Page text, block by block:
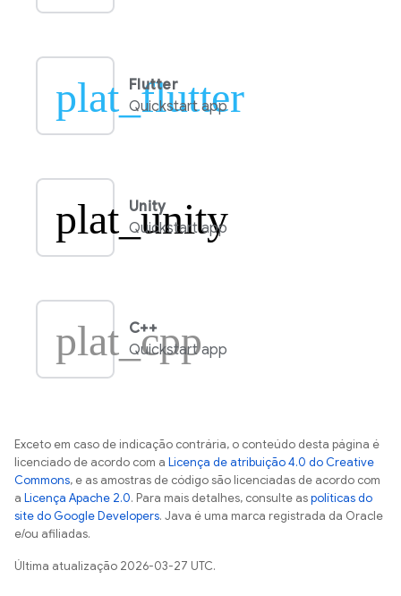
plat_flutter
Flutter
Quickstart app
plat_unity
Unity
Quickstart app
plat_cpp
C++
Quickstart app
Exceto em caso de indicação contrária, o conteúdo desta página é
licenciado de acordo com a Licença de atribuição 4.0 do Creative
Commons, e as amostras de código são licenciadas de acordo com
a Licença Apache 2.0. Para mais detalhes, consulte aspolíticas do
site do Google Developers. Java é uma marca registrada da Oracle
e/ou afiliadas.
Última atualização 2026-03-27 UTC.